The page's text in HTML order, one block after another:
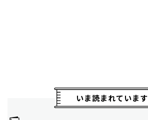
いま読まれています